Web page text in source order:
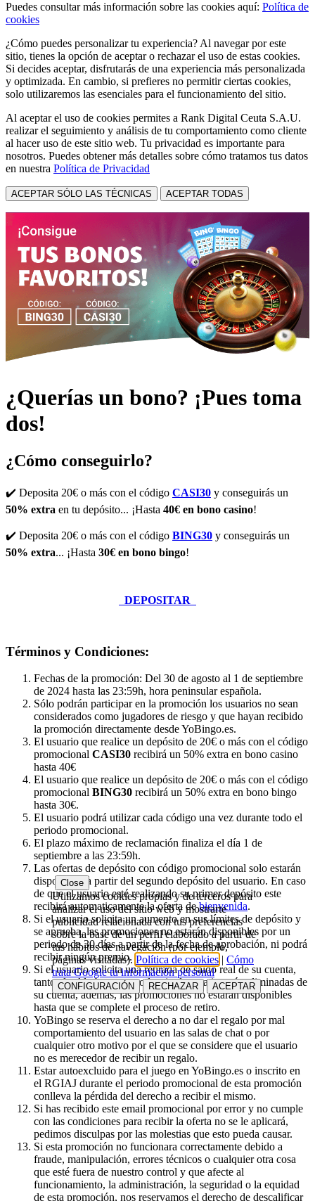
Puedes consultar más información sobre las cookies aquí: Política de
cookies
¿Cómo puedes personalizar tu experiencia? Al navegar por este
sitio, tienes la opción de aceptar o rechazar el uso de estas cookies.
Si decides aceptar, disfrutarás de una experiencia más personalizada
y optimizada. En cambio, si prefieres no permitir ciertas cookies,
solo utilizaremos las esenciales para el funcionamiento del sitio.
Al aceptar el uso de cookies permites a Rank Digital Ceuta S.A.U.
realizar el seguimiento y análisis de tu comportamiento como cliente
al hacer uso de este sitio web. Tu privacidad es importante para
nosotros. Puedes obtener más detalles sobre cómo tratamos tus datos
en nuestra Política de Privacidad
ACEPTAR SÓLO LAS TÉCNICAS ACEPTAR TODAS
¿Querías un bono? ¡Pues toma
dos!
¿Cómo conseguirlo?
✔️ Deposita 20€ o más con el código CASI30 y conseguirás un
50% extra en tu depósito... ¡Hasta 40€ en bono casino!
✔️ Deposita 20€ o más con el código BING30 y conseguirás un
50% extra... ¡Hasta 30€ en bono bingo!
DEPOSITAR
Términos y Condiciones:
Fechas de la promoción: Del 30 de agosto al 1 de septiembre
de 2024 hasta las 23:59h, hora peninsular española.
Sólo podrán participar en la promoción los usuarios no sean
considerados como jugadores de riesgo y que hayan recibido
la promoción directamente desde YoBingo.es.
El usuario que realice un depósito de 20€ o más con el código
promocional CASI30 recibirá un 50% extra en bono casino
hasta 40€
El usuario que realice un depósito de 20€ o más con el código
promocional BING30 recibirá un 50% extra en bono bingo
hasta 30€.
El usuario podrá utilizar cada código una vez durante todo el
periodo promocional.
El plazo máximo de reclamación finaliza el día 1 de
septiembre a las 23:59h.
Las ofertas de depósito con código promocional solo estarán
disponibles a partir del segundo depósito del usuario. En caso
de que el usuario esté realizando su primer depósito este
recibirá automaticamente la oferta debienvenida.
Si el usuario solicita un aumento en sus límites de depósito y
se aprueba, las promociones no estarán disponibles por un
periodo de 30 días a partir de la fecha de aprobación, ni podrá
recibir ningún premio.
Si el usuario solicita una retirada de saldo real de su cuenta,
tanto el saldo bono como las tiradas gratis serán eliminadas de
su cuenta, además, las promociones no estarán disponibles
hasta que se complete el proceso de retiro.
YoBingo se reserva el derecho a no dar el regalo por mal
comportamiento del usuario en las salas de chat o por
cualquier otro motivo por el que se considere que el usuario
no es merecedor de recibir un regalo.
Estar autoexcluido para el juego en YoBingo.es o inscrito en
el RGIAJ durante el periodo promocional de esta promoción
conlleva la pérdida del derecho a recibir el mismo.
Si has recibido este email promocional por error y no cumple
con las condiciones para recibir la oferta no se le aplicará,
pedimos disculpas por las molestias que esto pueda causar.
Si esta promoción no funcionara correctamente debido a
fraude, manipulación, errores técnicos o cualquier otra cosa
que esté fuera de nuestro control y que afecte al
funcionamiento, la administración, la seguridad o la equidad
de esta promoción, nos reservamos el derecho de descalificar
Close
Utilizamos cookies propias y de terceros para
analizar el uso del sitio web y mostrarte
publicidad relacionada con tus preferencias
sobre la base de un perfil elaborado a partir de
tus hábitos de navegación (por ejemplo,
páginas visitadas). Política de cookies | Cómo
trata Google tu información personal
CONFIGURACIÓN RECHAZAR ACEPTAR